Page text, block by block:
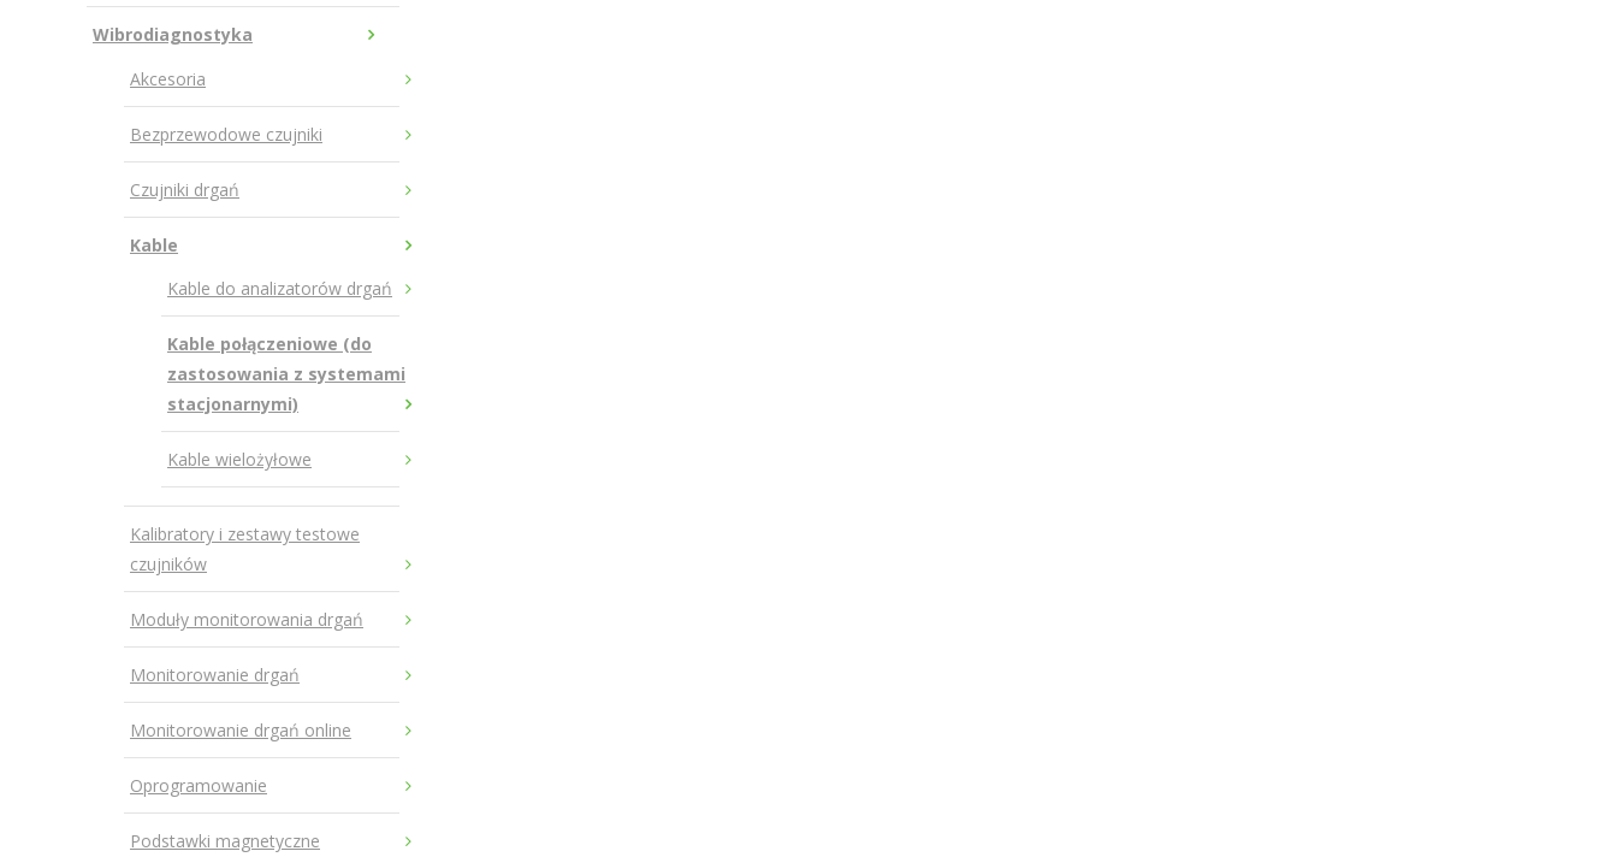
Wibrodiagnostyka
Akcesoria
Bezprzewodowe czujniki
Czujniki drgań
Kable
Kable do analizatorów drgań
Kable połączeniowe (do
zastosowania z systemami
stacjonarnymi)
Kable wielożyłowe
Kalibratory i zestawy testowe
czujników
Moduły monitorowania drgań
Monitorowanie drgań
Monitorowanie drgań online
Oprogramowanie
Podstawki magnetyczne